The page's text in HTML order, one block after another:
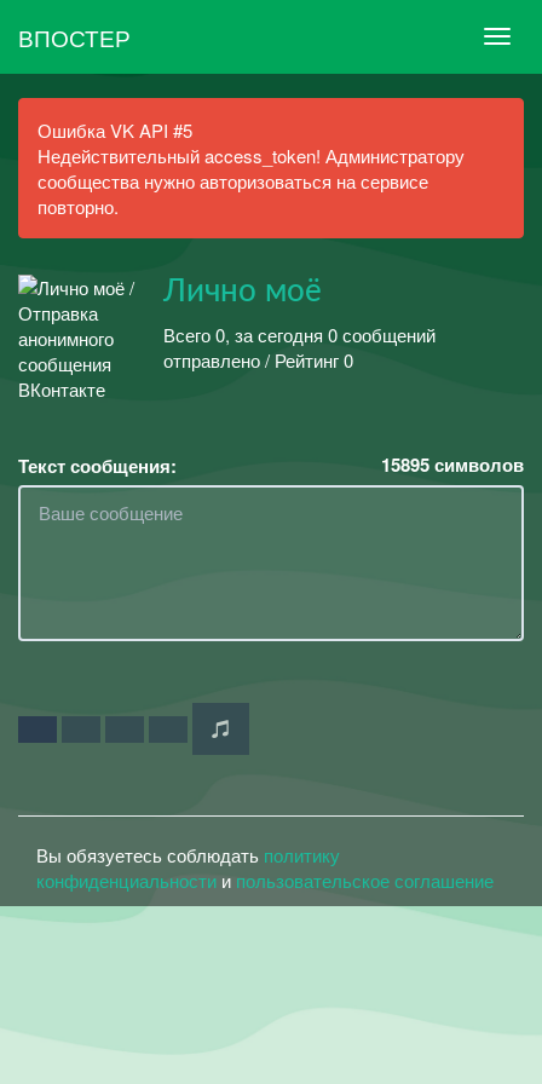
ВПОСТЕР
Ошибка VK API #5
Недействительный access_token! Администратору
сообщества нужно авторизоваться на сервисе
повторно.
Лично моё
Всего 0, за сегодня 0 сообщений
отправлено / Рейтинг 0
Текст сообщения: 15895символов
Вы обязуетесь соблюдать политику
конфиденциальности и пользовательское соглашение